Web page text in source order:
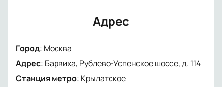
Адрес
Город: Москва
Адрес: Барвиха, Рублево-Успенское шоссе, д. 114
Станция метро: Крылатское